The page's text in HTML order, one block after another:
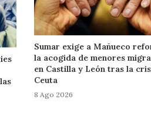
Sumar exige a Mañueco
la acogida de menores
en Castilla y León tras la
Ceuta
8 Ago 2026